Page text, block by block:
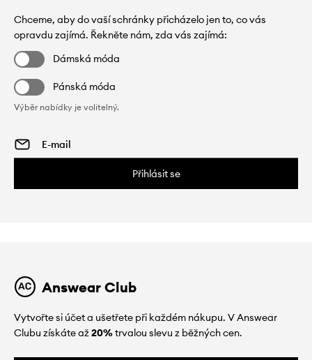
Chceme, aby do vaší schránky přicházelo jen to, co vás
opravdu zajímá. Řekněte nám, zda vás zajímá:
Dámská móda
Pánská móda
Výběr nabídky je volitelný.
Přihlásit se
Answear Club
Vytvořte si účet a ušetřete při každém nákupu. V Answear
Clubu získáte až20%trvalou slevu z běžných cen.